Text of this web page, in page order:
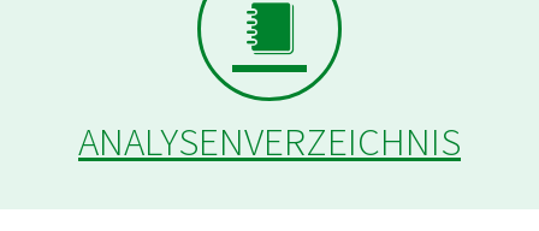
ANALYSENVERZEICHNIS